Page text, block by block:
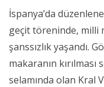
İspanya’da
geçit töreninde, milli
şanssızlık yaşandı.
makaranın
selamında olan Kral